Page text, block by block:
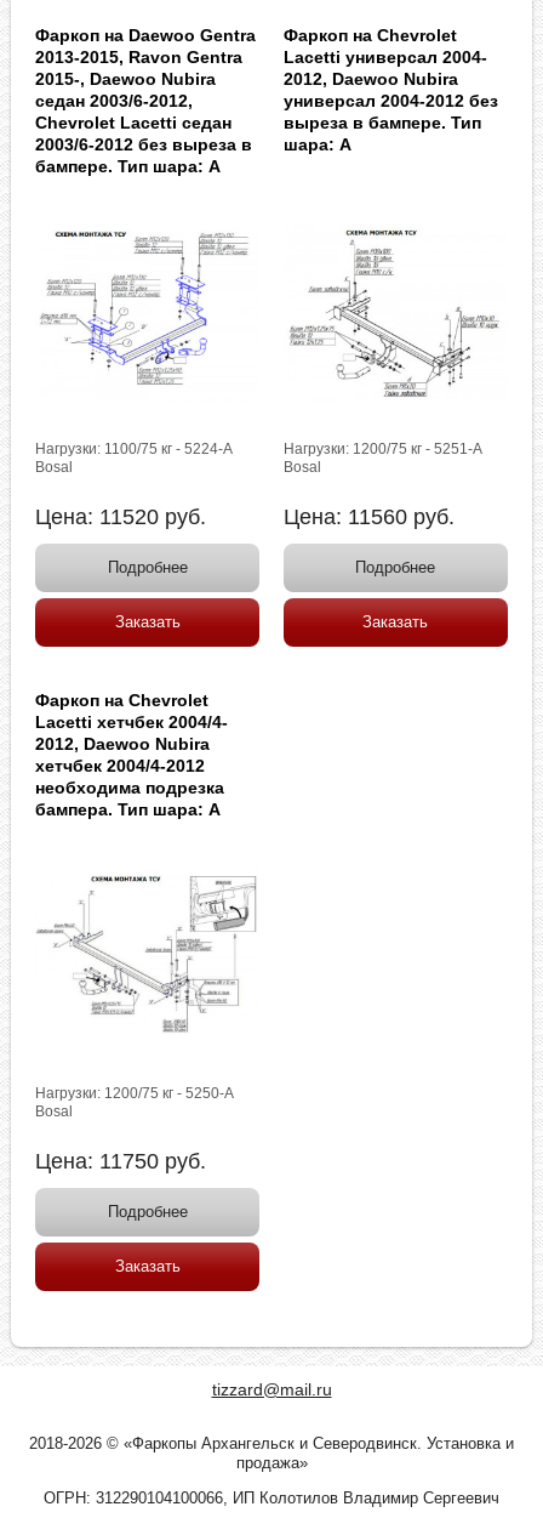
Фаркоп на Daewoo Gentra
2013-2015, Ravon Gentra
2015-, Daewoo Nubira
седан 2003/6-2012,
Chevrolet Lacetti седан
2003/6-2012 без выреза в
бампере. Тип шара: A
Нагрузки: 1100/75 кг - 5224-A
Bosal
Цена: 11520 руб.
Подробнее
Заказать
Фаркоп на Chevrolet
Lacetti универсал 2004-
2012, Daewoo Nubira
универсал 2004-2012 без
выреза в бампере. Тип
шара: A
Нагрузки: 1200/75 кг - 5251-A
Bosal
Цена: 11560 руб.
Подробнее
Заказать
Фаркоп на Chevrolet
Lacetti хетчбек 2004/4-
2012, Daewoo Nubira
хетчбек 2004/4-2012
необходима подрезка
бампера. Тип шара: A
Нагрузки: 1200/75 кг - 5250-A
Bosal
Цена: 11750 руб.
Подробнее
Заказать
tizzard@mail.ru
2018-2026 © «Фаркопы Архангельск и Северодвинск. Установка и
продажа»
ОГРН: 312290104100066, ИП Колотилов Владимир Сергеевич